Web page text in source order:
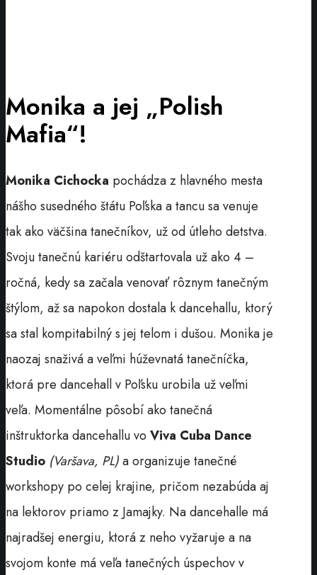
Monika a jej „Polish
Mafia“!
Monika Cichocka pochádza z hlavného mesta
nášho susedného štátu Poľska a tancu sa venuje
tak ako väčšina tanečníkov, už od útleho detstva.
Svoju tanečnú kariéru odštartovala už ako 4 –
ročná, kedy sa začala venovať rôznym tanečným
štýlom, až sa napokon dostala k dancehallu, ktorý
sa stal kompitabilný s jej telom i dušou. Monika je
naozaj snaživá a veľmi húževnatá tanečníčka,
ktorá pre dancehall v Poľsku urobila už veľmi
veľa. Momentálne pôsobí ako tanečná
inštruktorka dancehallu vo Viva Cuba Dance
Studio (Varšava, PL)a organizuje tanečné
workshopy po celej krajine, pričom nezabúda aj
na lektorov priamo z Jamajky. Na dancehalle má
najradšej energiu, ktorá z neho vyžaruje a na
svojom konte má veľa tanečných úspechov v